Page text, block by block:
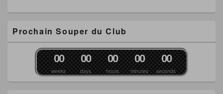
Prochain Souper du Club
weeks
00
days
00
hours
00
minutes
00
seconds
00